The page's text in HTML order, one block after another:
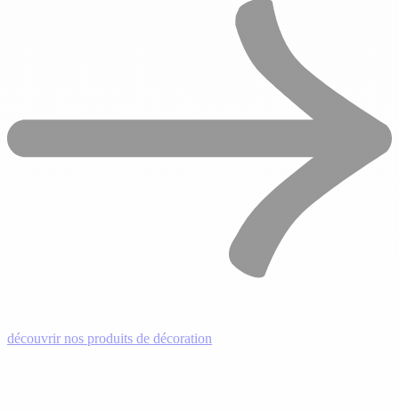
découvrir nos produits de décoration